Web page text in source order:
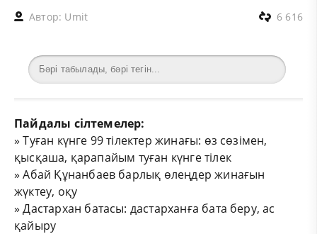
Автор: Umit 6 616
Пайдалы сілтемелер:
»Туған күнге 99 тілектер жинағы: өз сөзімен,
қысқаша, қарапайым туған күнге тілек
»Абай Құнанбаев барлық өлеңдер жинағын
жүктеу, оқу
»Дастархан батасы: дастарханға бата беру, ас
қайыру